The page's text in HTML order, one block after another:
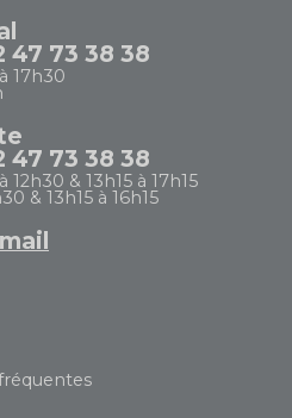
47 73 38 38
17h30
47 73 38 38
& 13h15 à 17h15
& 13h15 à 16h15